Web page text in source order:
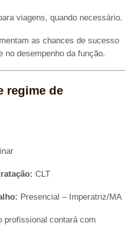
viagens, quando necessário.
as chances de sucesso
no desempenho da função.
regime de
CLT
Presencial – Imperatriz/MA
profissional contará com